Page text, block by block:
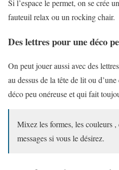
Si l’espace le permet, on se crée
fauteuil relax ou un rocking chair.
Des lettres pour une déco
On peut jouer aussi avec des
au dessus de la tête de lit ou
déco peu onéreuse et qui fait
Mixez les formes, les couleurs ,
messages si vous le désirez.